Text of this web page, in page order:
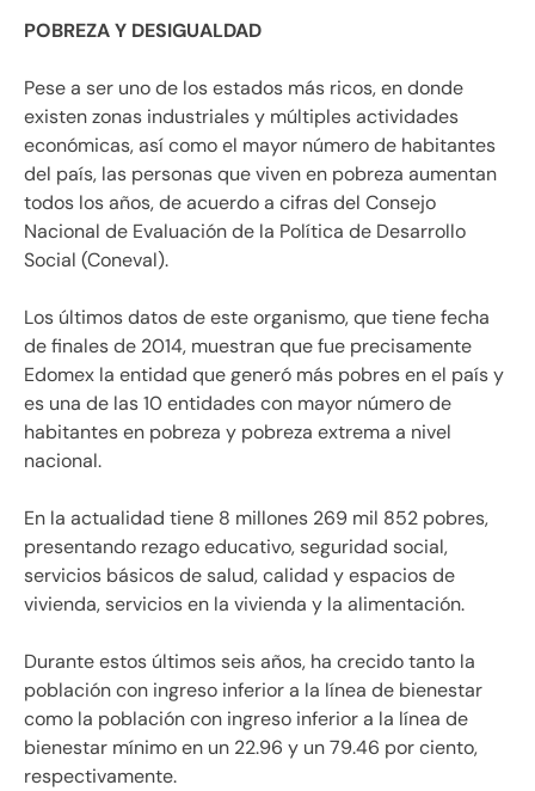
POBREZA Y DESIGUALDAD
Pese a ser uno de los estados más ricos, en donde
existen zonas industriales y múltiples actividades
económicas, así como el mayor número de habitantes
del país, las personas que viven en pobreza aumentan
todos los años, de acuerdo a cifras del Consejo
Nacional de Evaluación de la Política de Desarrollo
Social (Coneval).
Los últimos datos de este organismo, que tiene fecha
de finales de 2014, muestran que fue precisamente
Edomex la entidad que generó más pobres en el país y
es una de las 10 entidades con mayor número de
habitantes en pobreza y pobreza extrema a nivel
nacional.
En la actualidad tiene 8 millones 269 mil 852 pobres,
presentando rezago educativo, seguridad social,
servicios básicos de salud, calidad y espacios de
vivienda, servicios en la vivienda y la alimentación.
Durante estos últimos seis años, ha crecido tanto la
población con ingreso inferior a la línea de bienestar
como la población con ingreso inferior a la línea de
bienestar mínimo en un 22.96 y un 79.46 por ciento,
respectivamente.